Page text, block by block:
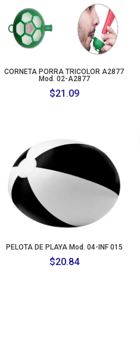
CORNETA PORRA TRICOLOR A2877
Mod. 02-A2877
$21.09
PELOTA DE PLAYA Mod. 04-INF 015
$20.84